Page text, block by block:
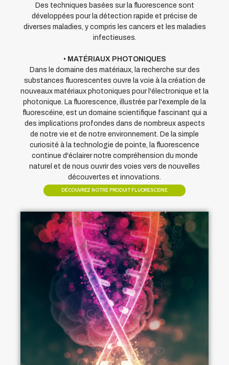
Des techniques basées sur la fluorescence sont
développées pour la détection rapide et précise de
diverses maladies, y compris les cancers et les maladies
infectieuses.
• MATÉRIAUX PHOTONIQUES
Dans le domaine des matériaux, la recherche sur des
substances fluorescentes ouvre la voie à la création de
nouveaux matériaux photoniques pour l'électronique et la
photonique. La fluorescence, illustrée par l'exemple de la
fluorescéine, est un domaine scientifique fascinant qui a
des implications profondes dans de nombreux aspects
de notre vie et de notre environnement. De la simple
curiosité à la technologie de pointe, la fluorescence
continue d'éclairer notre compréhension du monde
naturel et de nous ouvrir des voies vers de nouvelles
découvertes et innovations.
DÉCOUVREZ NOTRE PRODUIT FLUORESCEINE